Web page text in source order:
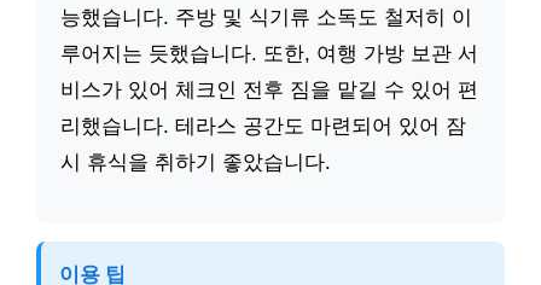
능했습니다. 주방 및 식기류 소독도 철저히 이
루어지는 듯했습니다. 또한, 여행 가방 보관 서
비스가 있어 체크인 전후 짐을 맡길 수 있어 편
리했습니다. 테라스 공간도 마련되어 있어 잠
시 휴식을 취하기 좋았습니다.
이용 팁